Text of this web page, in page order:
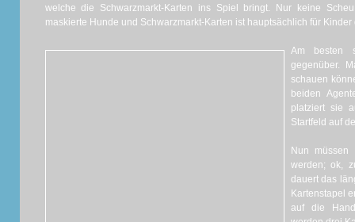
welche die Schwarzmarkt-Karten ins Spiel bringt. Nur keine
maskierte Hunde und Schwarzmarkt-Karten ist hauptsächlich für Kinder
Am besten
gegenüber.
schauen
beiden
platziert sie
Startfeld auf
Nun müssen
werden; ok,
dauert das
Kartenstapel
auf die